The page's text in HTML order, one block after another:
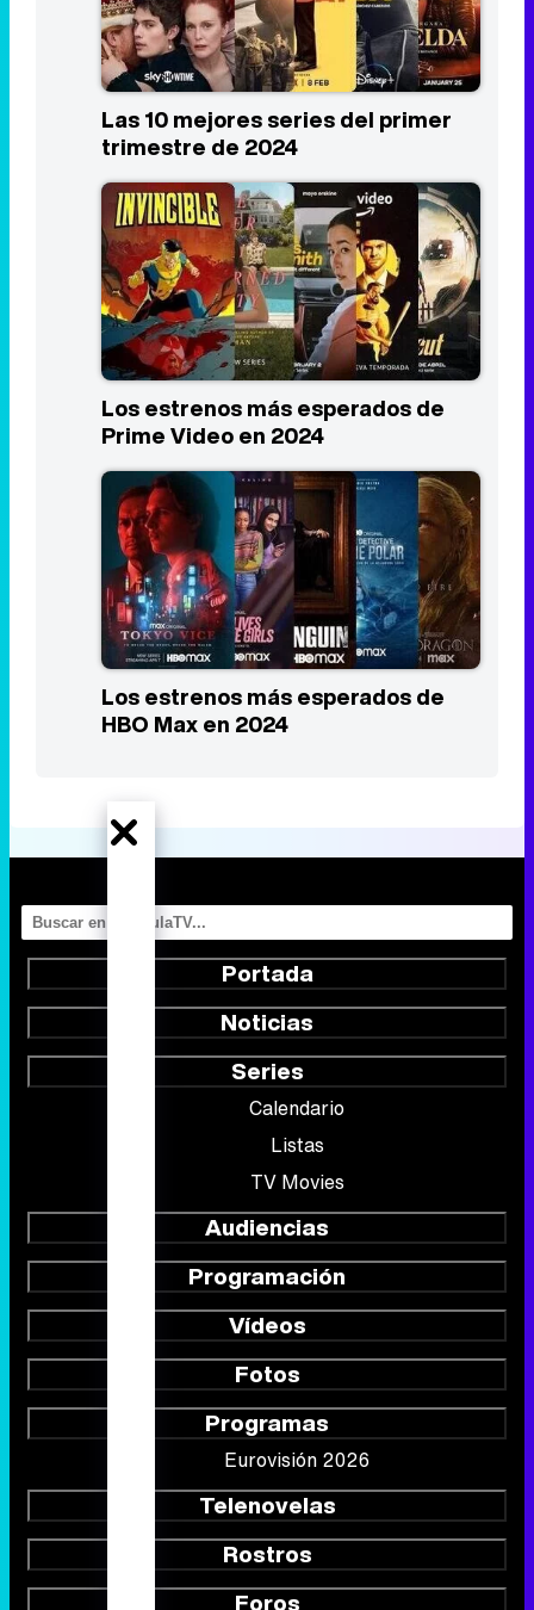
Los estrenos más esperados de
Prime Video en 2024
Los estrenos más esperados de
HBO Max en 2024
Noticias
Series
Calendario
Listas
TV Movies
Audiencias
Programación
Vídeos
Fotos
Programas
Eurovisión 2026
Telenovelas
Rostros
Foros
Suscríbete